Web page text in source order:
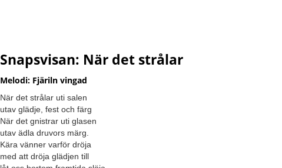
Snapsvisan: När det strålar
Melodi: Fjäriln vingad
När det strålar uti salen
utav glädje, fest och färg
När det gnistrar uti glasen
utav ädla druvors märg.
Kära vänner varför dröja
med att dröja glädjen till